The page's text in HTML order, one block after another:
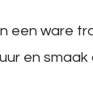
een ware
en smaak